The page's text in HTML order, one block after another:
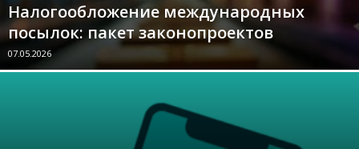
Налогообложение международных
посылок: пакет законопроектов
07.05.2026